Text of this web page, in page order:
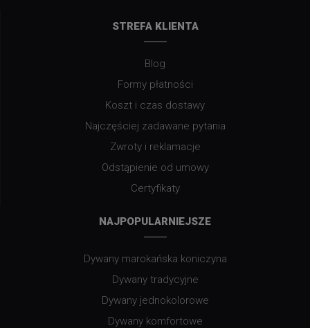
STREFA KLIENTA
Blog
Formy płatności
Koszt i czas dostawy
Najczęściej zadawane pytania
Zwroty i reklamacje
Odstąpienie od umowy
Certyfikaty
NAJPOPULARNIEJSZE
Dywany marokańska koniczyna
Dywany tradycyjne
Dywany jednokolorowe
Dywany komfortowe